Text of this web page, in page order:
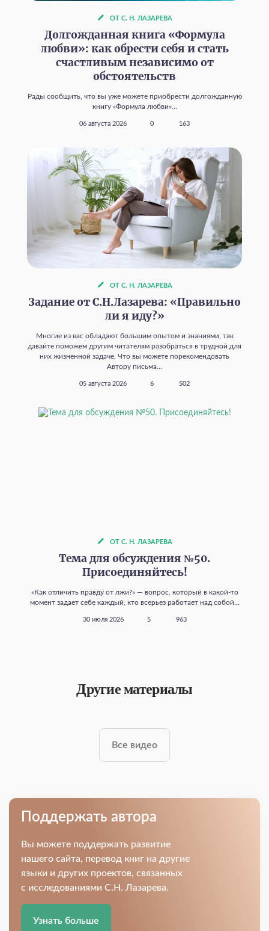
ОТ С. Н. ЛАЗАРЕВА
Долгожданная книга «Формула
любви»: как обрести себя и стать
счастливым независимо от
обстоятельств
Рады сообщить, что вы уже можете приобрести долгожданную
книгу «Формула любви»...
06 августа 2026 0 163
ОТ С. Н. ЛАЗАРЕВА
Задание от С.Н.Лазарева: «Правильно
ли я иду?»
Многие из вас обладают большим опытом и знаниями, так
давайте поможем другим читателям разобраться в трудной для
них жизненной задаче. Что вы можете порекомендовать
Автору письма...
05 августа 2026 6 502
ОТ С. Н. ЛАЗАРЕВА
Тема для обсуждения №50.
Присоединяйтесь!
«Как отличить правду от лжи?» — вопрос, который в какой‑то
момент задает себе каждый, кто всерьез работает над собой...
30 июля 2026 5 963
Другие материалы
Все видео
Поддержать автора
Вы можете поддержать развитие
нашего сайта, перевод книг на другие
языки и других проектов, связанных
с исследованиями С.Н. Лазарева.
Узнать больше